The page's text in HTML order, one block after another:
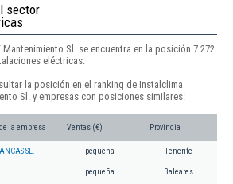
sector
Sl. se encuentra en la posición 7.272
eléctricas.
la posición en el ranking de Instalclima
Sl. y empresas con posiciones similares:
la empresa Ventas (€) Provincia
SL. pequeña Tenerife
pequeña Baleares